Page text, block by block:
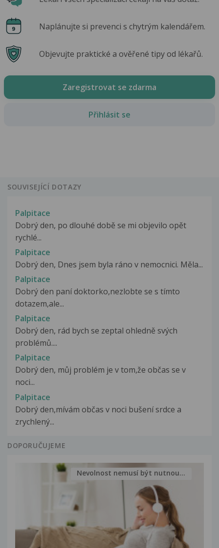
Naplánujte si prevenci s chytrým kalendářem.
Objevujte praktické a ověřené tipy od lékařů.
Zaregistrovat se zdarma
Přihlásit se
SOUVISEJÍCÍ DOTAZY
Palpitace
Dobrý den, po dlouhé době se mi objevilo opět
rychlé...
Palpitace
Dobrý den, Dnes jsem byla ráno v nemocnici. Měla...
Palpitace
Dobrý den paní doktorko,nezlobte se s tímto
dotazem,ale...
Palpitace
Dobrý den, rád bych se zeptal ohledně svých
problémů....
Palpitace
Dobrý den, můj problém je v tom,že občas se v
noci...
Palpitace
Dobrý den,mívám občas v noci bušení srdce a
zrychlený...
DOPORUČUJEME
Nevolnost nemusí být nutnou...